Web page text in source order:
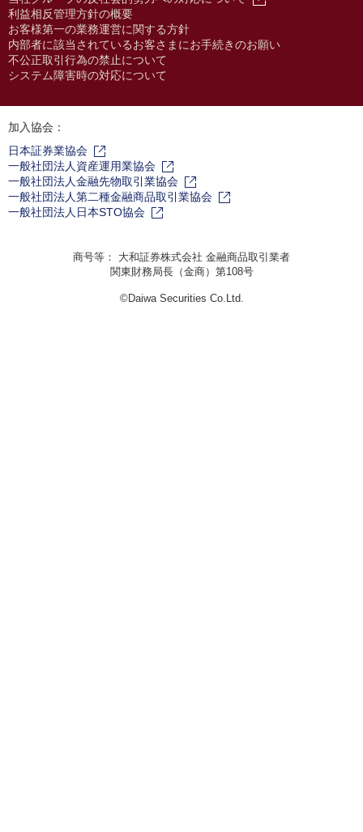
利益相反管理方針の概要
お客様第一の業務運営に関する方針
内部者に該当されているお客さまにお手続きのお願い
不公正取引行為の禁止について
システム障害時の対応について
加入協会：
日本証券業協会
一般社団法人資産運用業協会
一般社団法人金融先物取引業協会
一般社団法人第二種金融商品取引業協会
一般社団法人日本STO協会
商号等： 大和証券株式会社 金融商品取引業者
関東財務局長（金商）第108号
©Daiwa Securities Co.Ltd.